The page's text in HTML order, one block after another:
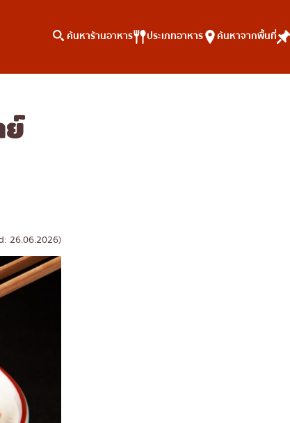
ค้นหาร้านอาหาร ประเภทอาหาร ค้นหาจากพื้นที่
มรู้
26.06.2026)